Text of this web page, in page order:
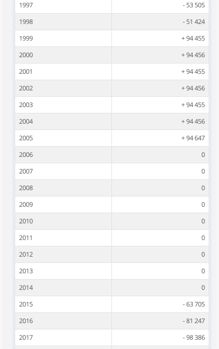
1997
- 53 505
1998
- 51 424
1999
+ 94 455
2000
+ 94 456
2001
+ 94 455
2002
+ 94 456
2003
+ 94 455
2004
+ 94 456
2005
+ 94 647
2006
0
2007
0
2008
0
2009
0
2010
0
2011
0
2012
0
2013
0
2014
0
2015
- 63 705
2016
- 81 247
2017
- 98 386